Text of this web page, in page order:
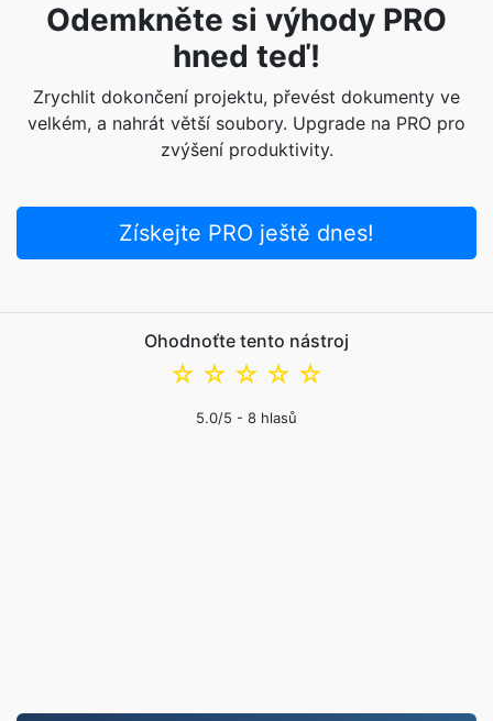
Odemkněte si výhody PRO
hned teď!
Zrychlit dokončení projektu, převést dokumenty ve
velkém, a nahrát větší soubory. Upgrade na PRO pro
zvýšení produktivity.
Získejte PRO ještě dnes!
Ohodnoťte tento nástroj
☆
☆
☆
☆
☆
5.0/5 - 8 hlasů